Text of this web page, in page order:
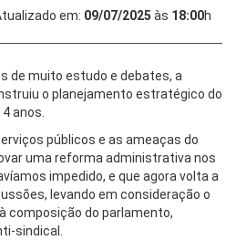
em: 09/07/2025 às 18:00h
de muito estudo e debates, a
o planejamento estratégico do
anos.
públicos e as ameaças do
uma reforma administrativa nos
impedido, e que agora volta a
levando em consideração o
composição do parlamento,
sindical.